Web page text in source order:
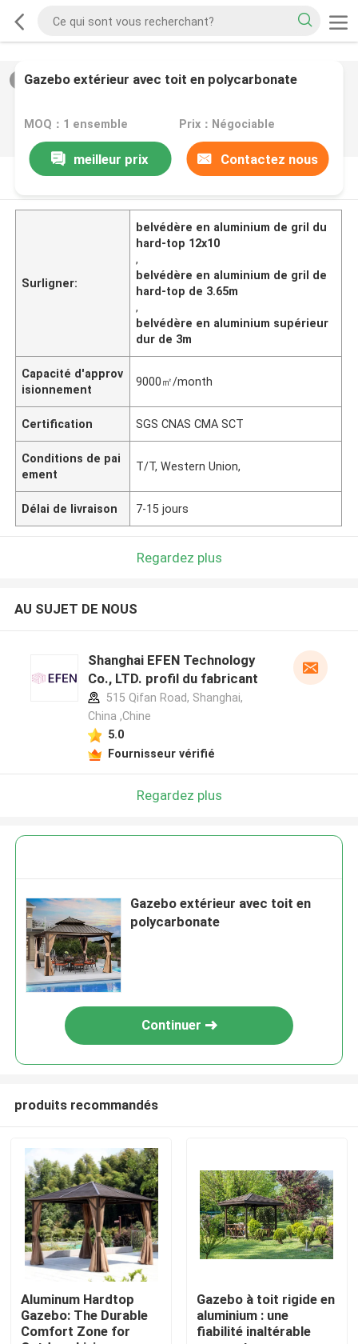
/0
Gazebo extérieur avec toit en polycarbonate
MOQ：1 ensemble Prix：Négociable
meilleur prix
Contactez nous
DESCRIPTION DE PRODUIT
Surligner:
belvédère en aluminium de gril du
hard-top 12x10
,
belvédère en aluminium de gril de
hard-top de 3.65m
,
belvédère en aluminium supérieur
dur de 3m
Capacité d'approv
isionnement
9000㎡/month
Certification SGS CNAS CMA SCT
Conditions de pai
ement
T/T, Western Union,
Délai de livraison 7-15 jours
Regardez plus
AU SUJET DE NOUS
Shanghai EFEN Technology
Co., LTD. profil du fabricant
515 Qifan Road, Shanghai,
China ,Chine
5.0
Fournisseur vérifié
Regardez plus
Gazebo extérieur avec toit en
polycarbonate
Continuer
produits recommandés
Aluminum Hardtop
Gazebo: The Durable
Comfort Zone for
Gazebo à toit rigide en
aluminium : une
fiabilité inaltérable